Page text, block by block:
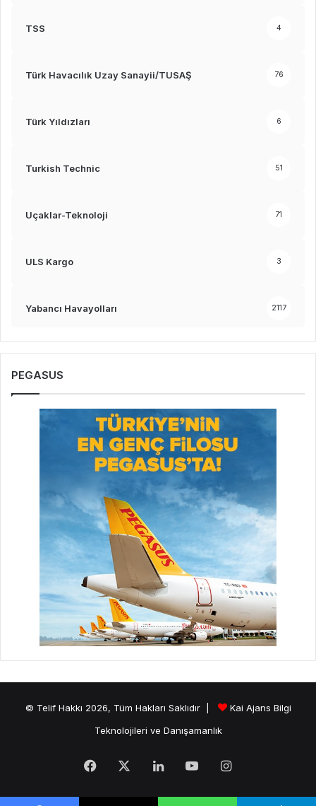
TSS 4
Türk Havacılık Uzay Sanayii/TUSAŞ 76
Türk Yıldızları 6
Turkish Technic 51
Uçaklar-Teknoloji 71
ULS Kargo 3
Yabancı Havayolları 2117
PEGASUS
© Telif Hakkı 2026, Tüm Hakları Saklıdır |
Kai Ajans Bilgi
Teknolojileri ve Danışamanlık
Facebook LinkedInYouTubeInstagram